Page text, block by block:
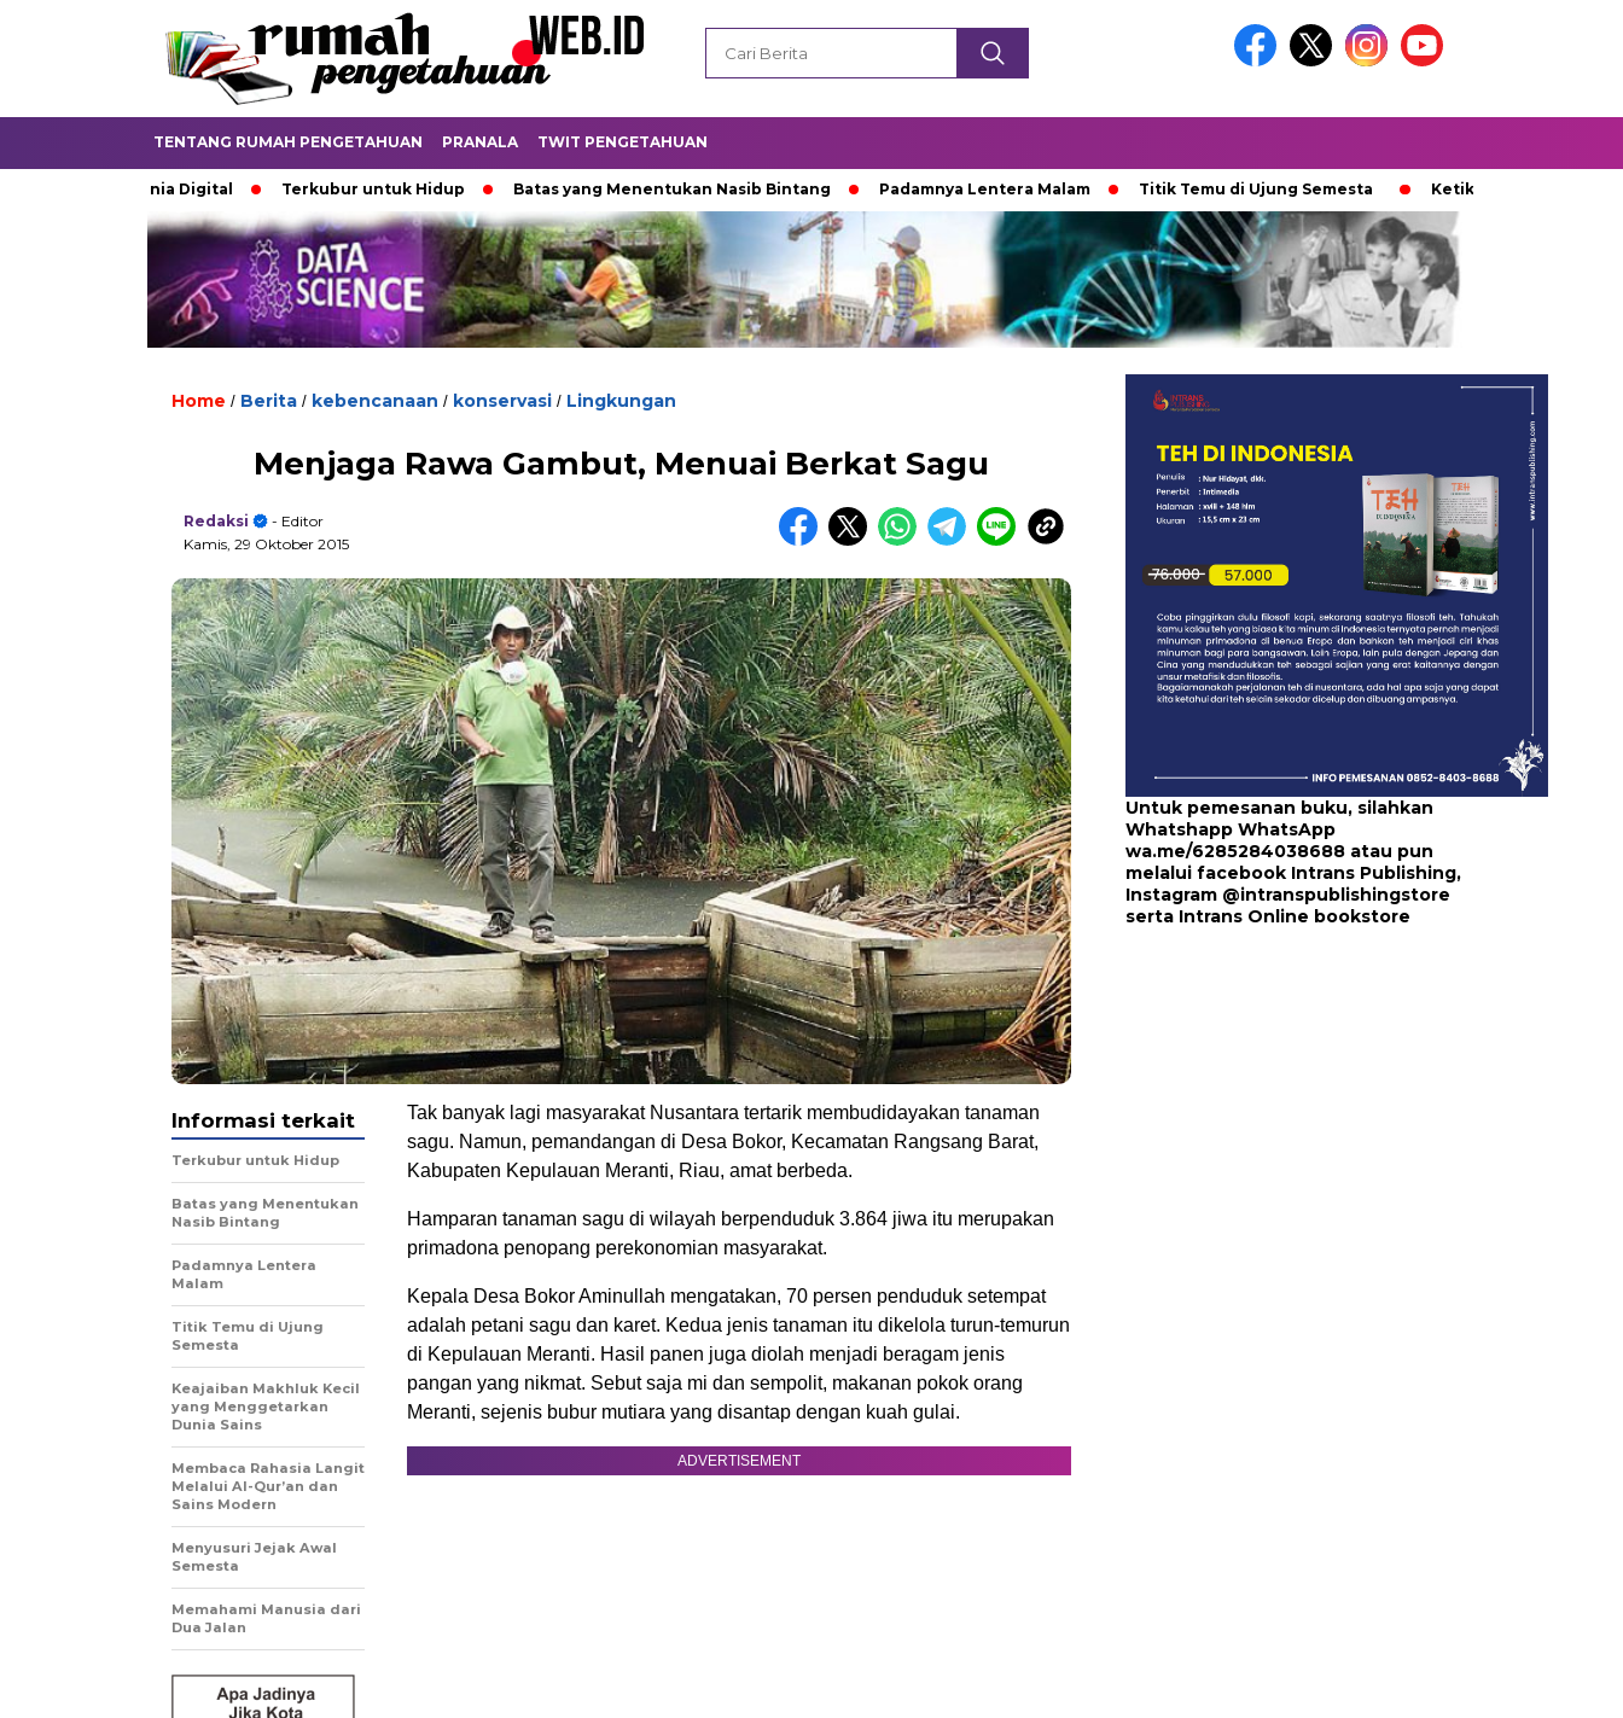
TENTANG RUMAH PENGETAHUAN PRANALA TWIT PENGETAHUAN
Terkubur untuk Hidup Batas yang Menentukan Nasib Bintang Padamnya Lentera Malam Titik Temu di Ujung Semesta Ketika Ijazah Analog
Home / Berita / kebencanaan / konservasi / Lingkungan
Menjaga Rawa Gambut, Menuai Berkat Sagu
Redaksi
- Editor
Kamis, 29 Oktober 2015
Tak banyak lagi masyarakat Nusantara tertarik membudidayakan tanaman
sagu. Namun, pemandangan di Desa Bokor, Kecamatan Rangsang Barat,
Kabupaten Kepulauan Meranti, Riau, amat berbeda.
Hamparan tanaman sagu di wilayah berpenduduk 3.864 jiwa itu merupakan
primadona penopang perekonomian masyarakat.
Kepala Desa Bokor Aminullah mengatakan, 70 persen penduduk setempat
adalah petani sagu dan karet. Kedua jenis tanaman itu dikelola turun-temurun
di Kepulauan Meranti. Hasil panen juga diolah menjadi beragam jenis
pangan yang nikmat. Sebut saja mi dan sempolit, makanan pokok orang
Meranti, sejenis bubur mutiara yang disantap dengan kuah gulai.
ADVERTISEMENT
Informasi terkait
Terkubur untuk Hidup
Batas yang Menentukan
Nasib Bintang
Padamnya Lentera
Malam
Titik Temu di Ujung
Semesta
Keajaiban Makhluk Kecil
yang Menggetarkan
Dunia Sains
Membaca Rahasia Langit
Melalui Al-Qur’an dan
Sains Modern
Menyusuri Jejak Awal
Semesta
Memahami Manusia dari
Dua Jalan
Untuk pemesanan buku, silahkan
Whatshapp WhatsApp
wa.me/6285284038688 atau pun
melalui facebook Intrans Publishing,
Instagram @intranspublishingstore
serta Intrans Online bookstore